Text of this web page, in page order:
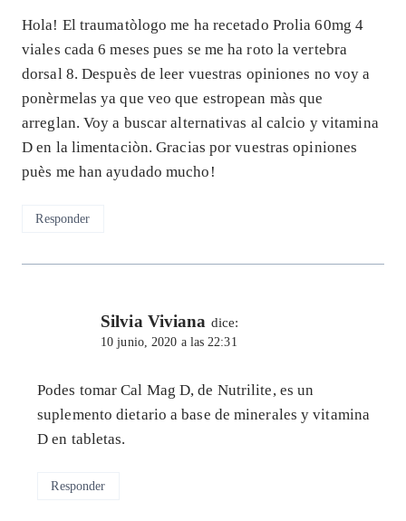
Hola! El traumatòlogo me ha recetado Prolia 60mg 4
viales cada 6 meses pues se me ha roto la vertebra
dorsal 8. Despuès de leer vuestras opiniones no voy a
ponèrmelas ya que veo que estropean màs que
arreglan. Voy a buscar alternativas al calcio y vitamina
D en la limentaciòn. Gracias por vuestras opiniones
puès me han ayudado mucho!
Responder
Silvia Viviana dice:
10 junio, 2020 a las 22:31
Podes tomar Cal Mag D, de Nutrilite, es un
suplemento dietario a base de minerales y vitamina
D en tabletas.
Responder